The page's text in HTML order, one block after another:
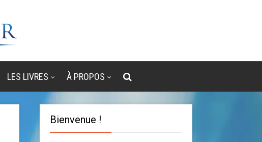
LES LIVRES À PROPOS
Bienvenue !